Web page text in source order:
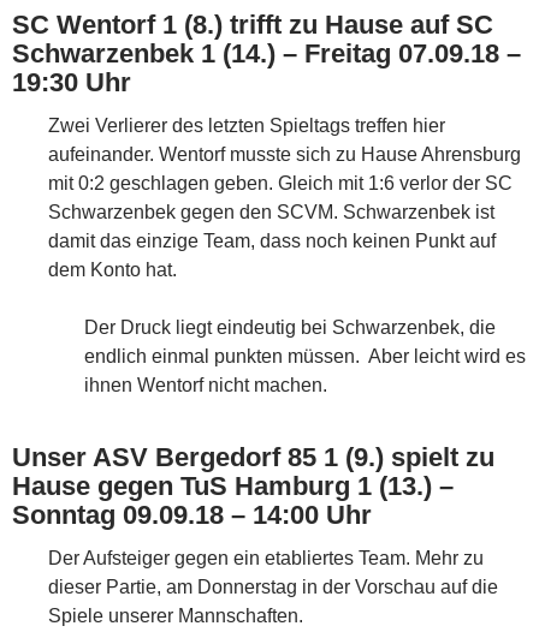
SC Wentorf 1 (8.) trifft zu Hause auf SC
Schwarzenbek 1 (14.) – Freitag 07.09.18 –
19:30 Uhr
Zwei Verlierer des letzten Spieltags treffen hier
aufeinander. Wentorf musste sich zu Hause Ahrensburg
mit 0:2 geschlagen geben. Gleich mit 1:6 verlor der SC
Schwarzenbek gegen den SCVM. Schwarzenbek ist
damit das einzige Team, dass noch keinen Punkt auf
dem Konto hat.
Der Druck liegt eindeutig bei Schwarzenbek, die
endlich einmal punkten müssen. Aber leicht wird es
ihnen Wentorf nicht machen.
Unser ASV Bergedorf 85 1 (9.) spielt zu
Hause gegen TuS Hamburg 1 (13.) –
Sonntag 09.09.18 – 14:00 Uhr
Der Aufsteiger gegen ein etabliertes Team. Mehr zu
dieser Partie, am Donnerstag in der Vorschau auf die
Spiele unserer Mannschaften.